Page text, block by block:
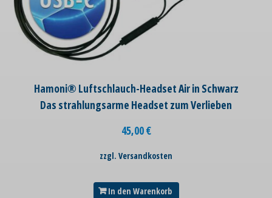
Hamoni® Luftschlauch-Headset Air in Schwarz
Das strahlungsarme Headset zum Verlieben
45,00€
zzgl. Versandkosten
In den Warenkorb